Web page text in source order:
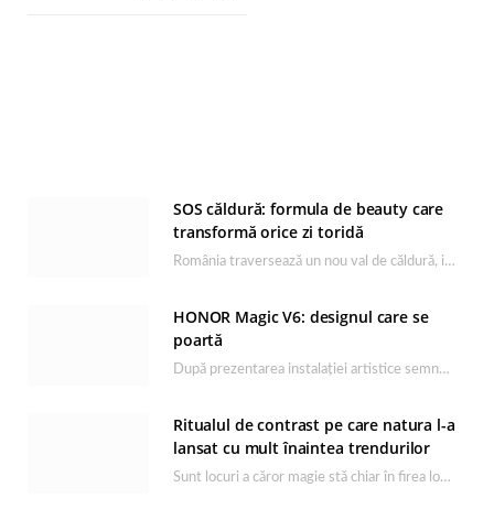
SOS căldură: formula de beauty care
transformă orice zi toridă
România traversează un nou val de căldură, iar rutina de îngrijire capătă un rol esențial…
HONOR Magic V6: designul care se
poartă
După prezentarea instalației artistice semnată de Catrinel Săbăciag în cadrul evenimentului de lansare HONOR Magic…
Ritualul de contrast pe care natura l-a
lansat cu mult înaintea trendurilor
Sunt locuri a căror magie stă chiar în firea lor naturală, iar Lacul Ursu din…